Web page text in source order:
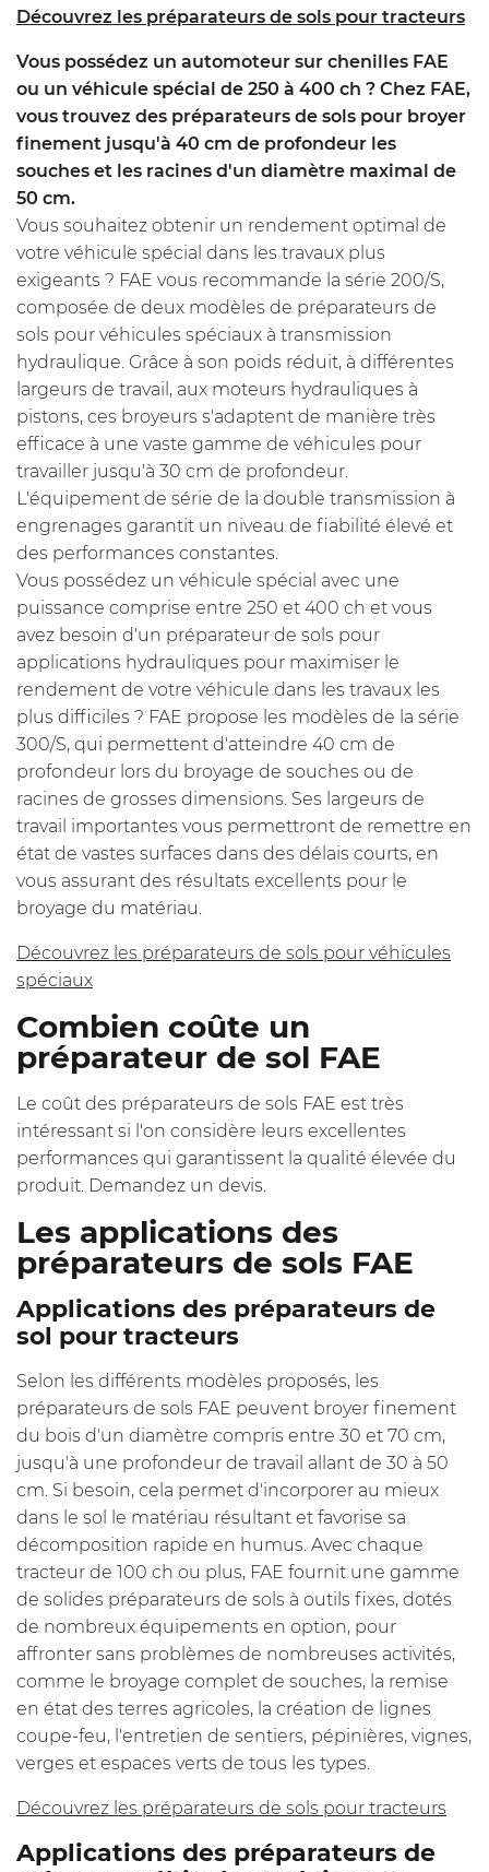
Découvrez les préparateurs de sols pour tracteurs
Vous possédez un automoteur sur chenilles FAE
ou un véhicule spécial de 250 à 400 ch ? Chez FAE,
vous trouvez des préparateurs de sols pour broyer
finement jusqu'à 40 cm de profondeur les
souches et les racines d'un diamètre maximal de
50 cm.
Vous souhaitez obtenir un rendement optimal de
votre véhicule spécial dans les travaux plus
exigeants ? FAE vous recommande la série 200/S,
composée de deux modèles de préparateurs de
sols pour véhicules spéciaux à transmission
hydraulique. Grâce à son poids réduit, à différentes
largeurs de travail, aux moteurs hydrauliques à
pistons, ces broyeurs s'adaptent de manière très
efficace à une vaste gamme de véhicules pour
travailler jusqu'à 30 cm de profondeur.
L'équipement de série de la double transmission à
engrenages garantit un niveau de fiabilité élevé et
des performances constantes.
Vous possédez un véhicule spécial avec une
puissance comprise entre 250 et 400 ch et vous
avez besoin d'un préparateur de sols pour
applications hydrauliques pour maximiser le
rendement de votre véhicule dans les travaux les
plus difficiles ? FAE propose les modèles de la série
300/S, qui permettent d'atteindre 40 cm de
profondeur lors du broyage de souches ou de
racines de grosses dimensions. Ses largeurs de
travail importantes vous permettront de remettre en
état de vastes surfaces dans des délais courts, en
vous assurant des résultats excellents pour le
broyage du matériau.
Découvrez les préparateurs de sols pour véhicules
spéciaux
Combien coûte un
préparateur de sol FAE
Le coût des préparateurs de sols FAE est très
intéressant si l'on considère leurs excellentes
performances qui garantissent la qualité élevée du
produit. Demandez un devis.
Les applications des
préparateurs de sols FAE
Applications des préparateurs de
sol pour tracteurs
Selon les différents modèles proposés, les
préparateurs de sols FAE peuvent broyer finement
du bois d'un diamètre compris entre 30 et 70 cm,
jusqu'à une profondeur de travail allant de 30 à 50
cm. Si besoin, cela permet d'incorporer au mieux
dans le sol le matériau résultant et favorise sa
décomposition rapide en humus. Avec chaque
tracteur de 100 ch ou plus, FAE fournit une gamme
de solides préparateurs de sols à outils fixes, dotés
de nombreux équipements en option, pour
affronter sans problèmes de nombreuses activités,
comme le broyage complet de souches, la remise
en état des terres agricoles, la création de lignes
coupe-feu, l'entretien de sentiers, pépinières, vignes,
verges et espaces verts de tous les types.
Découvrez les préparateurs de sols pour tracteurs
Applications des préparateurs de